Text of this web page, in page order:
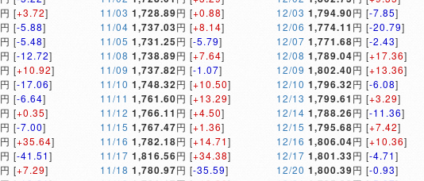
円 [+3.72]
円 [-5.88]
円 [-5.48]
円 [-12.72]
円 [+10.92]
円 [-17.06]
円 [-6.64]
円 [+0.35]
円 [-7.00]
円 [+35.64]
円 [-41.51]
円 [+7.29]
11/03 1,728.89円 [+0.88]
11/04 1,737.03円 [+8.14]
11/05 1,731.25円 [-5.79]
11/08 1,738.89円 [+7.64]
11/09 1,737.82円 [-1.07]
11/10 1,748.32円 [+10.50]
11/11 1,761.60円 [+13.29]
11/12 1,766.11 円 [+4.50]
11/15 1,767.47円 [+1.36]
11/16 1,782.18円 [+14.71]
11/17 1,816.56円 [+34.38]
11/18 1,780.97円 [-35.59]
12/03 1,794.90円 [-7.85]
12/06 1,774.11 円 [-20.79]
12/07 1,771.68円 [-2.43]
12/08 1,789.04円 [+17.36]
12/09 1,802.40円 [+13.36]
12/10 1,796.32円 [-6.08]
12/13 1,799.61 円 [+3.29]
12/14 1,788.26円 [-11.36]
12/15 1,795.68円 [+7.42]
12/16 1,806.04円 [+10.36]
12/17 1,801.33円 [-4.71]
12/20 1,800.39円 [-0.93]